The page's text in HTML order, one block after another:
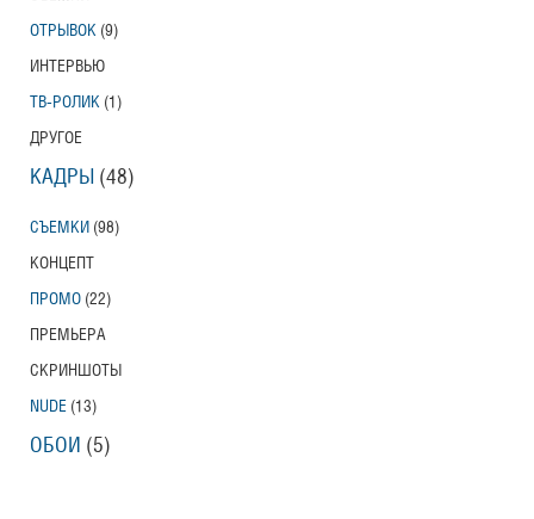
ОТРЫВОК (9)
ИНТЕРВЬЮ
ТВ-РОЛИК (1)
ДРУГОЕ
КАДРЫ (48)
СЪЕМКИ (98)
КОНЦЕПТ
ПРОМО (22)
ПРЕМЬЕРА
СКРИНШОТЫ
NUDE (13)
ОБОИ (5)